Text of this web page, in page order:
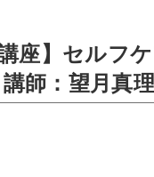
講座】セルフ
師：望月真